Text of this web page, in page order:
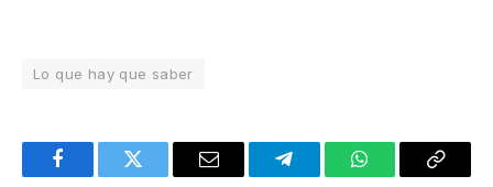
Lo que hay que saber
FacebookTwitter Email TelegramWhatsAppCopy